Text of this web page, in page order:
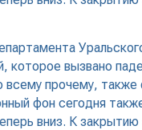
которое вызвано
прочему,
фон сегодня
вниз. К